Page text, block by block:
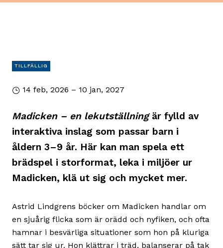
TILLFÄLLIG
14 feb, 2026 – 10 jan, 2027
Madicken – en lekutställningär fylld av
interaktiva inslag som passar barn i
åldern 3–9 år. Här kan man spela ett
brädspel i storformat, leka i miljöer ur
Madicken, klä ut sig och mycket mer.
Astrid Lindgrens böcker om Madicken handlar om
en sjuårig flicka som är orädd och nyfiken, och ofta
hamnar i besvärliga situationer som hon på kluriga
sätt tar sig ur. Hon klättrar i träd, balanserar på tak